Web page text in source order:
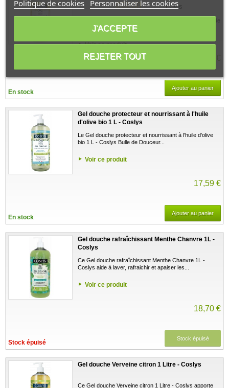
1 avis
satin 1 L - Coslys apporte douceur et...
Voir ce produit
19,10 €
En stock
Ajouter au panier
Gel douche protecteur et nourrissant à l'huile
d'olive bio 1 L - Coslys
Le Gel douche protecteur et nourrissant à l'huile d'olive
bio 1 L - Coslys Bulle de Douceur...
Voir ce produit
17,59 €
En stock
Ajouter au panier
Gel douche rafraîchissant Menthe Chanvre 1L -
Coslys
Ce Gel douche rafraîchissant Menthe Chanvre 1L -
Coslys aide à laver, rafraichir et apaiser les...
Voir ce produit
18,70 €
Stock épuisé
Stock épuisé
Gel douche Verveine citron 1 Litre - Coslys
Ce Gel douche Verveine citron 1 Litre - Coslys apporte
Politique de cookies Personnaliser les cookies
REJETER TOUT
J'ACCEPTE